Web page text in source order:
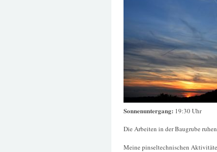
Sonnenuntergang: 19:30 Uhr
Die Arbeiten in der Baugrube
Meine pinseltechnischen